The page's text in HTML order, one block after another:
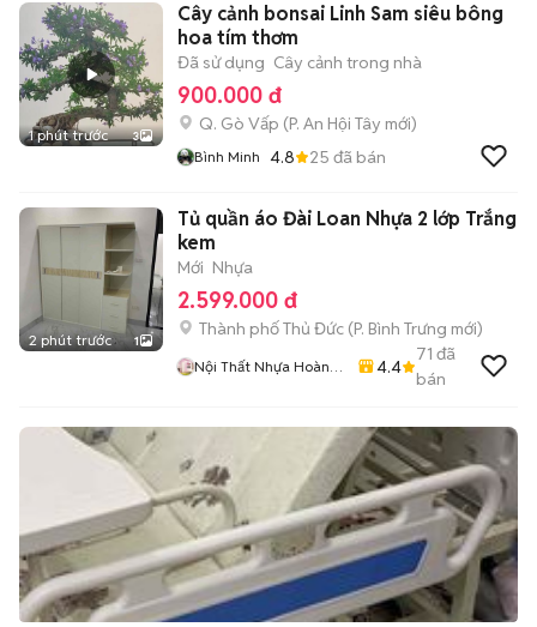
1 phút trước 3
Cây cảnh bonsai Linh Sam siêu bông
hoa tím thơm
Đã sử dụng Cây cảnh trong nhà
900.000 đ
Q. Gò Vấp (P. An Hội Tây mới)
Bình Minh 4.8 25 đã bán
2 phút trước 1
Tủ quần áo Đài Loan Nhựa 2 lớp Trắng
kem
Mới Nhựa
2.599.000 đ
Thành phố Thủ Đức (P. Bình Trưng mới)
Nội Thất Nhựa Hoàng
4.4
71 đã
bán